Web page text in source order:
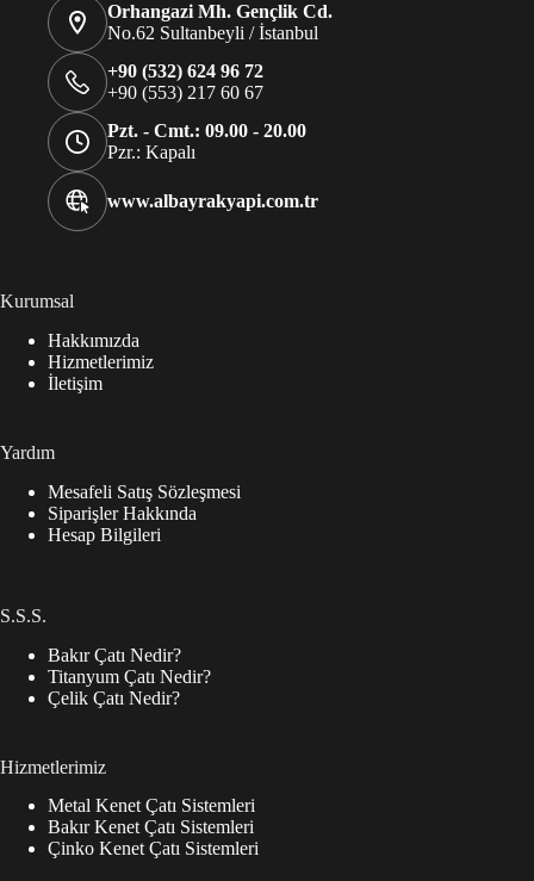
Orhangazi Mh. Gençlik Cd.
No.62 Sultanbeyli / İstanbul
+90 (532) 624 96 72
+90 (553) 217 60 67
Pzt. - Cmt.: 09.00 - 20.00
Pzr.: Kapalı
www.albayrakyapi.com.tr
Kurumsal
Hakkımızda
Hizmetlerimiz
İletişim
Yardım
Mesafeli Satış Sözleşmesi
Siparişler Hakkında
Hesap Bilgileri
S.S.S.
Bakır Çatı Nedir?
Titanyum Çatı Nedir?
Çelik Çatı Nedir?
Hizmetlerimiz
Metal Kenet Çatı Sistemleri
Bakır Kenet Çatı Sistemleri
Çinko Kenet Çatı Sistemleri